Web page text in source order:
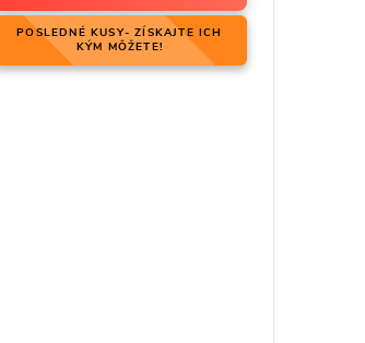
POSLEDNÉ KUSY- ZÍSKAJTE ICH
KÝM MÔŽETE!